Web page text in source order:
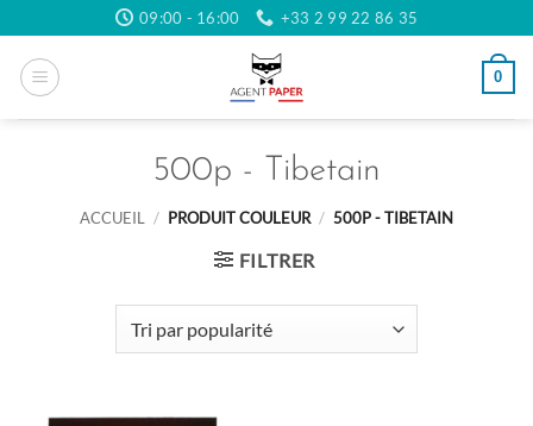
au
contenu
09:00 - 16:00 +33 2 99 22 86 35
0
500p - Tibetain
ACCUEIL / PRODUIT COULEUR / 500P - TIBETAIN
FILTRER